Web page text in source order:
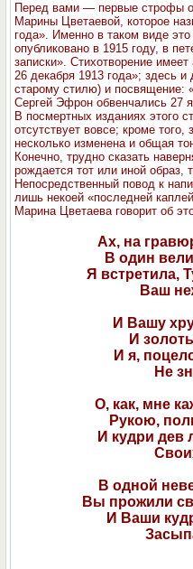
Перед вами — первые строфы
Марины Цветаевой, которое
года». Именно в таком виде
опубликовано в 1915 году, в
записки». Стихотворение
26 декабря 1913 года»; здесь
старому стилю) и посвящение:
Сергей Эфрон обвенчались 27
В посмертных изданиях этого
отсутствует вовсе; кроме
несколько изменена и общая
Конечно, трудно сказать
рождается тот или иной образ,
Непосредственный повод к
лишь некоей «последней
Марина Цветаева говорит об
Ах, на
В один
Я встретила,
Ваш
И Вашу
И
И я,
Не
О, как, мне
Рукою,
И кудри дев
В одной
Вы прожили
И Ваши